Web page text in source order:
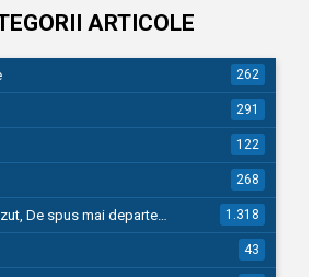
ARTICOLE
262
291
122
268
De spus mai departe… 1.318
43